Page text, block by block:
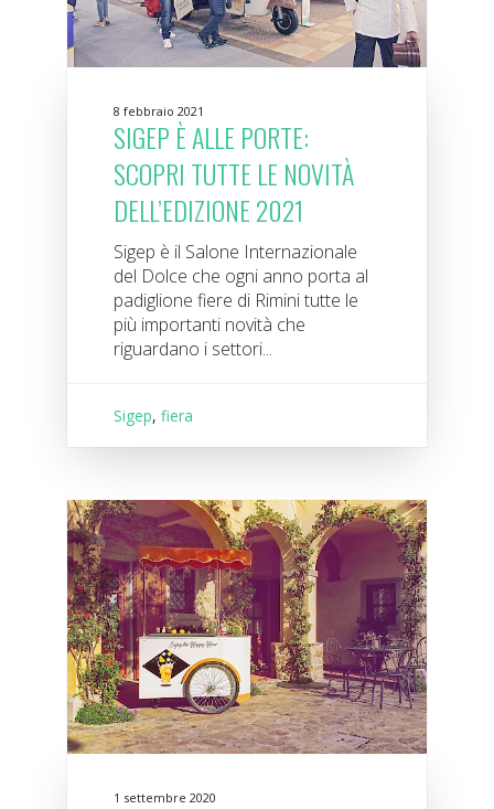
8 febbraio 2021
SIGEP È ALLE PORTE:
SCOPRI TUTTE LE NOVITÀ
DELL’EDIZIONE 2021
Sigep è il Salone Internazionale
del Dolce che ogni anno porta al
padiglione fiere di Rimini tutte le
più importanti novità che
riguardano i settori...
Sigep,fiera
1 settembre 2020